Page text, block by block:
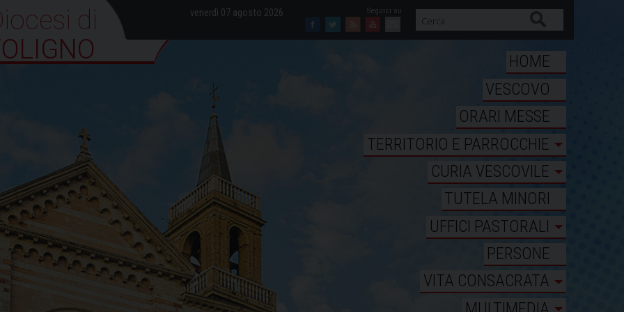
venerdì 07 agosto 2026
Facebook
Twitter
FeedYoutube
Mail
di Foligno
HOME
VESCOVO
ORARI MESSE
TERRITORIO E PARROCCHIE
CURIA VESCOVILE
TUTELA MINORI
UFFICI PASTORALI
PERSONE
VITA CONSACRATA